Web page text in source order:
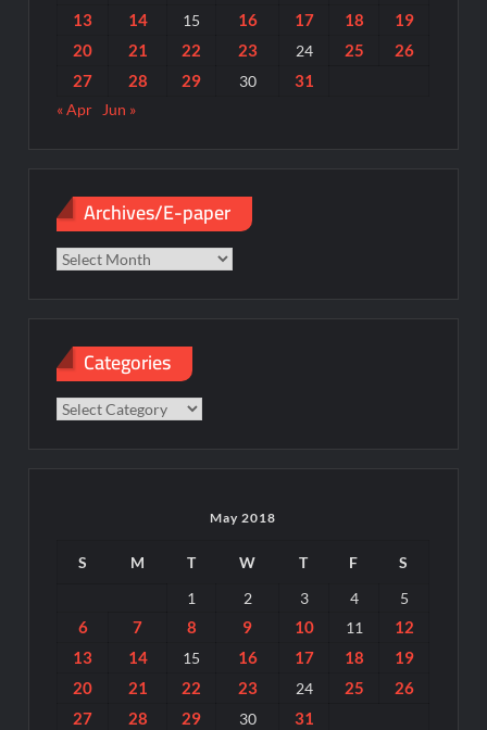
13
14 15 16 17 18
19
20
21 22 23 24 25
26
27
28 29 30 31
« Apr Jun »
Archives/E-paper
Categories
Categories
May 2018
S M T W T F
S
1
2 3 4 5
6 7 8 9 10 11
12
13
14 15 16 17 18
19
20
21 22 23 24 25
26
27
28 29 30 31